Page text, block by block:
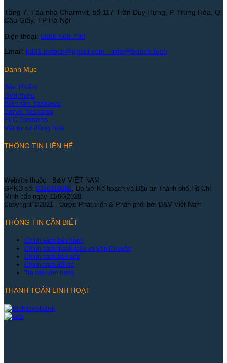
Tầng 7, Tòa nhà Charmvit, số 117 Trần Duy Hưng, P. Trung Hòa, Q.
Cầu Giấy, TP Hà Nội
Điện thoại: 0988 568 790
Email: kd01.bvtech@gmail.com - info@bvtech.tech
Danh Mục
Sản Phẩm
Giới thiệu
Biến tần Yaskawa
Servo Yaskawa
PLC Siemens
Vật tư tự động hoá
THÔNG TIN LIÊN HỆ
Website thuộc : B&V VIỆT NAM
GPKD số: 0316318085 , Do Sở Kế hoạch và Đầu tư Thành phố Hồ Chí
Minh cấp ngày 11/06/2020.
Copyright ©2021 - Được Phát triển & Phân phối bởi B&V Việt Nam
THÔNG TIN CẦN BIẾT
Chính sách bảo hành
Chính sách thanh toán và Vận Chuyển
Chính sách bảo mật
Chính sách đổi trả
Tra cứu đơn hàng
THANH TOÁN LINH HOẠT